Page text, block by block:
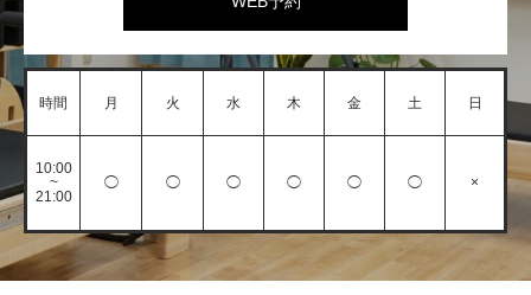
時間 月 火 水 木 金 土 日
10:00
~
21:00
◯ ◯ ◯ ◯ ◯ ◯ ×